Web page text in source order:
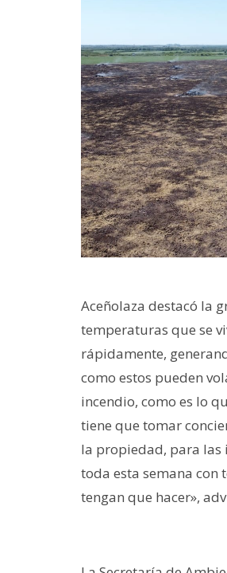
Aceñolaza destacó la
temperaturas que se
rápidamente,
como estos pueden
incendio, como es lo
tiene que tomar
la propiedad, para las
toda esta semana con
tengan que hacer»,